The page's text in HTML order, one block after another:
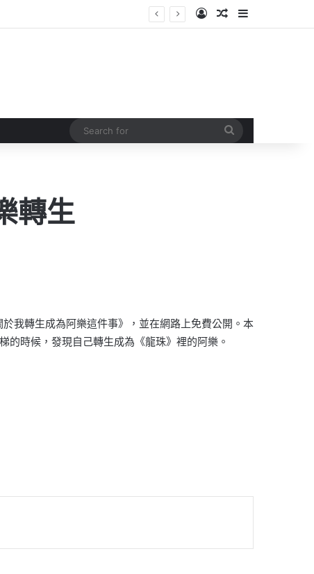
Log InRandom Article
Sidebar
轉生
於我轉生成為阿樂這件事》，並在網路上免費公開。本
的時候，發現自己轉生成為《龍珠》裡的阿樂。